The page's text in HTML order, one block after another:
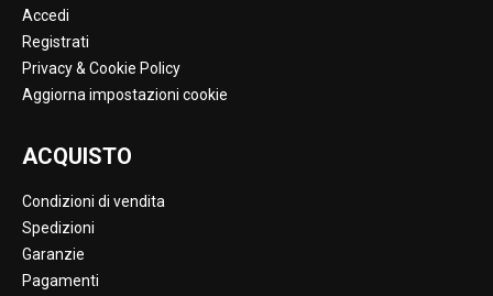
Accedi
Registrati
Privacy & Cookie Policy
Aggiorna impostazioni cookie
ACQUISTO
Condizioni di vendita
Spedizioni
Garanzie
Pagamenti